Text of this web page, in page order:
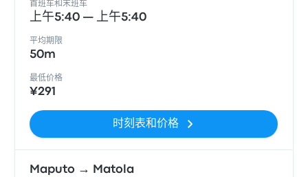
首班车和末班车
上午5:40 — 上午5:40
平均期限
50m
最低价格
¥291
时刻表和价格
Maputo → Matola